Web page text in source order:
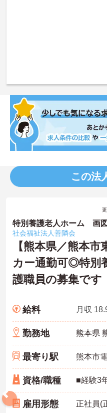
この法
特別養護老人ホーム 画
社会福祉法人善隣会
【熊本県／熊本
カー通勤可◎特別
護職員の募集です
給料 月収
勤務地
最寄り駅
資格/職種
雇用形態 正社員(